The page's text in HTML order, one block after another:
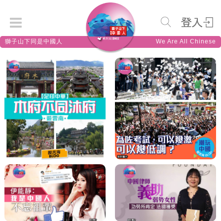
獅子山下同是中國人 We Are All Chinese